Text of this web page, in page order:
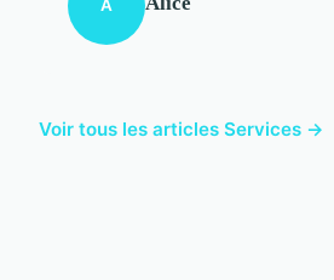
A
Voir tous les articles Services →